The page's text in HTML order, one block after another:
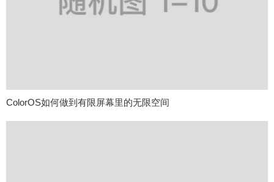
ColorOS如何做到有限屏幕里的无限空间